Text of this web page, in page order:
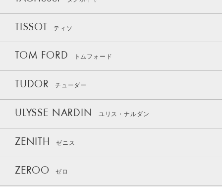
TISSOT ティソ
TOM FORD トムフォード
TUDOR チューダー
ULYSSE NARDIN ユリス・ナルダン
ZENITH ゼニス
ZEROO ゼロ